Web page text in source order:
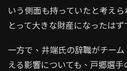
いう側面も持っていたと考え
とって大きな財産になったはず
一方で、井端氏の辞職がチー
える影響についても、戸郷選